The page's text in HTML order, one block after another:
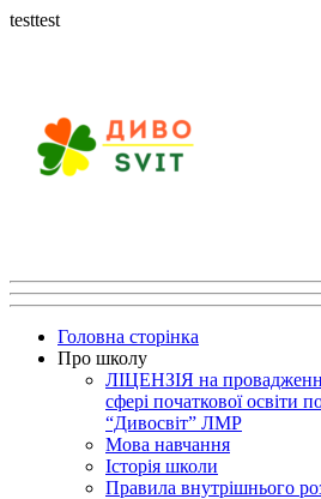
testtest
Головна сторінка
Про школу
ЛІЦЕНЗІЯ на провадження
сфері початкової освіти
“Дивосвіт” ЛМР
Мова навчання
Історія школи
Правила внутрішнього